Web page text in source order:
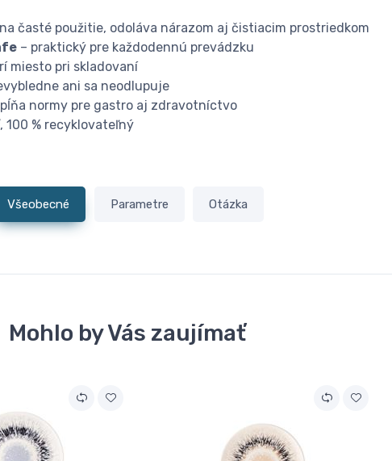
časté použitie, odoláva nárazom aj čistiacim prostriedkom
– praktický pre každodennú prevádzku
miesto pri skladovaní
ani sa neodlupuje
normy pre gastro aj zdravotníctvo
100 % recyklovateľný
Všeobecné Parametre Otázka
Mohlo by Vás zaujímať